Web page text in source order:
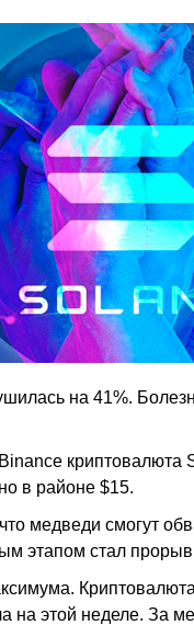
на 41%.
криптовалюта
в районе $15.
медведи смогут
этапом стал
на этой неделе. За